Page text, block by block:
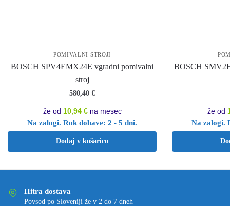
POMIVALNI STROJI
BOSCH SPV4EMX24E vgradni pomivalni
stroj
580,40 €
že od 10,94 €na mesec
Na zalogi. Rok dobave: 2 - 5 dni.
Dodaj v košarico
BOSCH
že od
Na zalogi.
Hitra dostava
Povsod po Sloveniji že v 2 do 7 dneh